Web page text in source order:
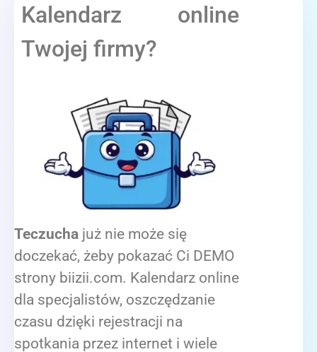
Kalendarz online
Twojej firmy?
Teczucha już nie może się
doczekać, żeby pokazać Ci DEMO
strony biizii.com. Kalendarz online
dla specjalistów, oszczędzanie
czasu dzięki rejestracji na
spotkania przez internet i wiele